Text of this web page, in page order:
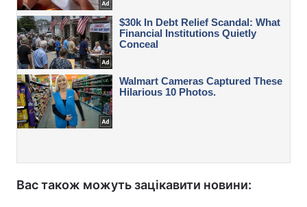
Вас також можуть зацікавити новини: